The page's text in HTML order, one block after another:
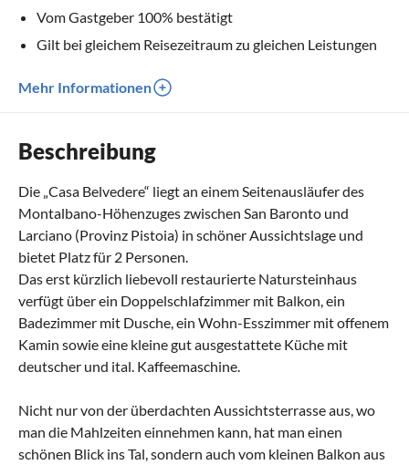
Vom Gastgeber 100% bestätigt
Gilt bei gleichem Reisezeitraum zu gleichen Leistungen
Mehr Informationen
Beschreibung
Die „Casa Belvedere“ liegt an einem Seitenausläufer des
Montalbano-Höhenzuges zwischen San Baronto und
Larciano (Provinz Pistoia) in schöner Aussichtslage und
bietet Platz für 2 Personen.
Das erst kürzlich liebevoll restaurierte Natursteinhaus
verfügt über ein Doppelschlafzimmer mit Balkon, ein
Badezimmer mit Dusche, ein Wohn-Esszimmer mit offenem
Kamin sowie eine kleine gut ausgestattete Küche mit
deutscher und ital. Kaffeemaschine.
Nicht nur von der überdachten Aussichtsterrasse aus, wo
man die Mahlzeiten einnehmen kann, hat man einen
schönen Blick ins Tal, sondern auch vom kleinen Balkon aus